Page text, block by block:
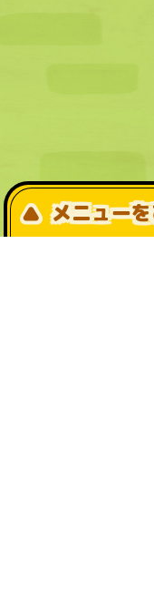
メニュー
公